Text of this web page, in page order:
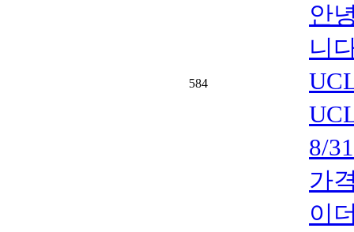
584
안
니
8/
가
이